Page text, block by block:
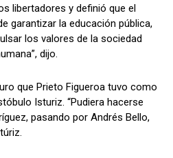
libertadores y definió que el
garantizar la educación pública,
los valores de la sociedad
dijo.
que Prieto Figueroa tuvo como
Isturiz. “Pudiera hacerse
pasando por Andrés Bello,